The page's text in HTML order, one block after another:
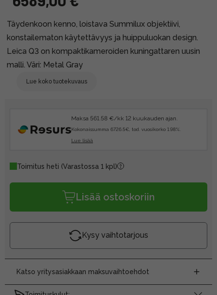
Täydenkoon kenno, loistava Summilux objektiivi,
konstailematon käytettävyys ja huippuluokan design.
Leica Q3 on kompaktikameroiden kuningattaren uusin
malli. Väri: Metal Gray
Lue koko tuotekuvaus
Maksa 561.58 €/kk 12 kuukauden ajan.
Kokonaissumma 6726.5€, tod. vuosikorko 1.98%.
Lue lisää
Toimitus heti (Varastossa 1 kpl)
Lisää ostoskoriin
Kysy vaihtotarjous
Katso yritysasiakkaan maksuvaihtoehdot